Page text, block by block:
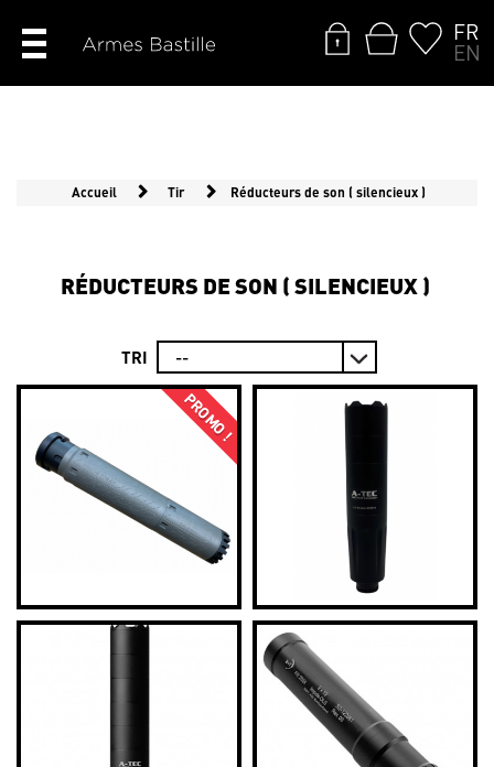
FR
EN
Accueil Tir Réducteurs de son ( silencieux )
RÉDUCTEURS DE SON ( SILENCIEUX )
TRI
PROMO !